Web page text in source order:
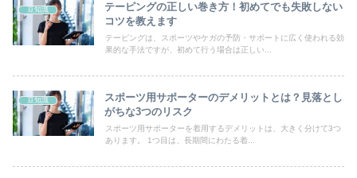
豆知識
テーピングの正しい巻き方！初めてでも失敗しない
コツを教えます
テーピングは、スポーツやケガの予防・サポートに広く使われる効
果的な手法ですが、初めて行う場合は正しい...
豆知識
スポーツ用サポーターのデメリットとは？見落とし
がちな3つのリスク
スポーツ用サポーターを着用するデメリットは、大きく分けて3つ
あります。 1つ目は、長期間にわたる着...